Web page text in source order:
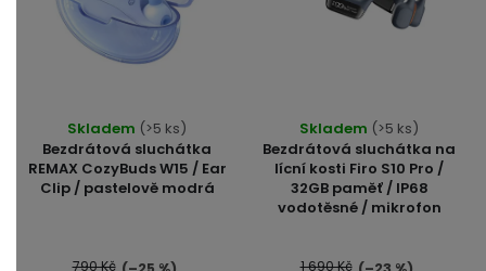
Bezdrátová sluchátka
REMAX CozyBuds W15 / Ear
Clip / pastelově modrá
Skladem (>5 ks)
790 Kč
Bezdrátová sluchátka na
lícní kosti Firo S10 Pro /
32GB paměť / IP68
vodotěsné / mikrofon
Skladem (>5 ks)
1 690 Kč